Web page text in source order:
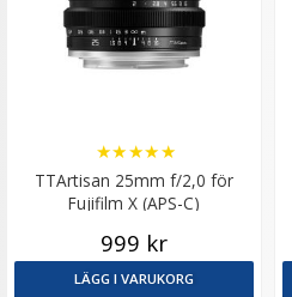
TTArtisan 25mm f/2,0 för
Fujifilm X (APS-C)
★★★★★
999 kr
LÄGG I VARUKORG